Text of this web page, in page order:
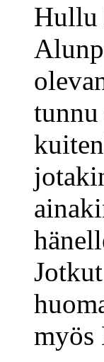
Hullu
tunnu
myös